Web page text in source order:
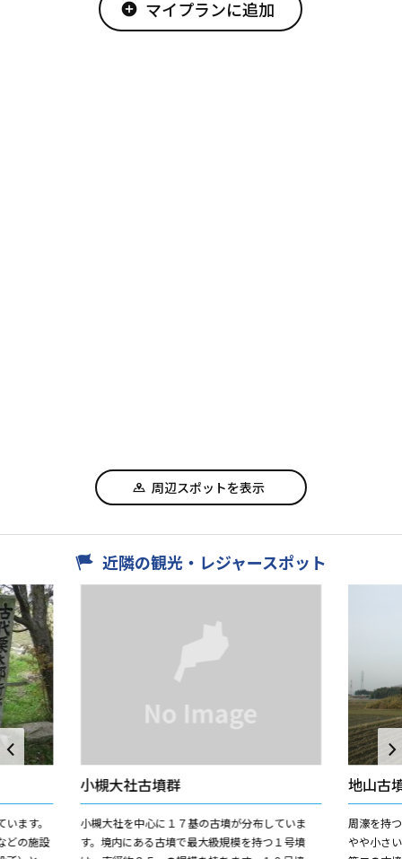
add_circle マイプランに追加
周辺スポットを表示
近隣の観光・レジャースポット
ます。
どの施設
小槻大社古墳群
小槻大社を中心に１７基の古墳が分布していま
す。境内にある古墳で最大級規模を持つ１号墳
地山古
周濠を持
やや小さ